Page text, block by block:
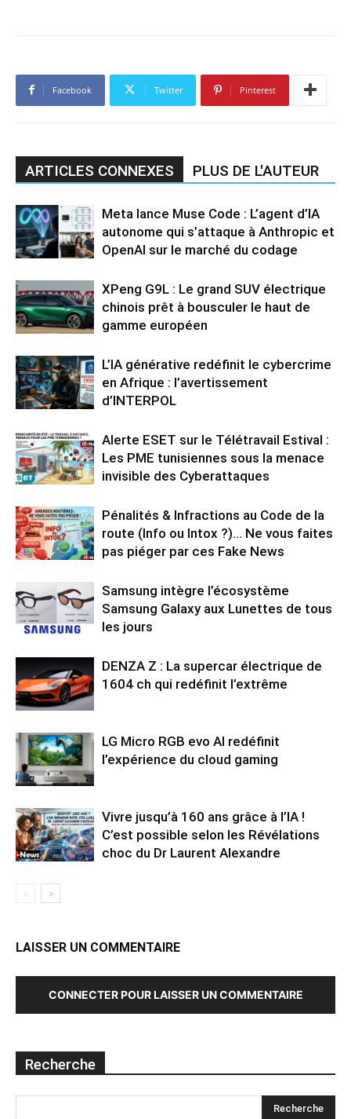
Facebook Twitter Pinterest
ARTICLES CONNEXES PLUS DE L'AUTEUR
Meta lance Muse Code : L’agent d’IA
autonome qui s’attaque à Anthropic et
OpenAI sur le marché du codage
XPeng G9L : Le grand SUV électrique
chinois prêt à bousculer le haut de
gamme européen
L’IA générative redéfinit le cybercrime
en Afrique : l’avertissement
d’INTERPOL
Alerte ESET sur le Télétravail Estival :
Les PME tunisiennes sous la menace
invisible des Cyberattaques
Pénalités & Infractions au Code de la
route (Info ou Intox ?)… Ne vous faites
pas piéger par ces Fake News
Samsung intègre l’écosystème
Samsung Galaxy aux Lunettes de tous
les jours
DENZA Z : La supercar électrique de
1604 ch qui redéfinit l’extrême
LG Micro RGB evo AI redéfinit
l’expérience du cloud gaming
Vivre jusqu’à 160 ans grâce à l’IA !
C’est possible selon les Révélations
choc du Dr Laurent Alexandre
LAISSER UN COMMENTAIRE
CONNECTER POUR LAISSER UN COMMENTAIRE
Recherche